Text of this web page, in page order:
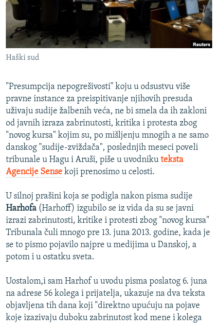
ISPRIČAJ MI
DNEVNO@RSE
SPECIJALI RSE
VIŠE OD NASLOVA
POPLAVE I KLIZIŠTA U BIH 2024.
TV LIBERTY
POST SCRIPTUM
MOJA EVROPA
TRI DECENIJE OD RATA U BIH
NASTANAK I RASPAD JUGOSLAVIJE
Sve RFE/RL stranice
Haški sud
"Presumpcija nepogrešivosti" koju u odsustvu više
pravne instance za preispitivanje njihovih presuda
uživaju sudije žalbenih veća, ne bi smela da ih zakloni
od javnih izraza zabrinutosti, kritika i protesta zbog
"novog kursa" kojim su, po mišljenju mnogih a ne samo
danskog "sudije-zviždača", poslednjih meseci poveli
tribunale u Hagu i Aruši, piše u uvodniku teksta
Agencije Sense koji prenosimo u celosti.
U silnoj prašini koja se podigla nakon pisma sudije
Harhofa (Harhoff) izgubilo se iz vida da su se javni
izrazi zabrinutosti, kritike i protesti zbog "novog kursa"
Tribunala čuli mnogo pre 13. juna 2013. godine, kada je
se to pismo pojavilo najpre u medijima u Danskoj, a
potom i u ostatku sveta.
Uostalom,i sam Harhof u uvodu pisma poslatog 6. juna
na adrese 56 kolega i prijatelja, ukazuje na dva teksta
objavljena tih dana koji "direktno upućuju na pojave
koje izazivaju duboku zabrinutost kod mene i kolega